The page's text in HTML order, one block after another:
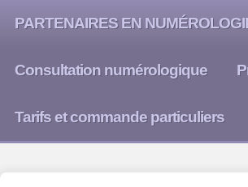
PARTENAIRES EN
Consultation numérologique
Tarifs et commande particuliers